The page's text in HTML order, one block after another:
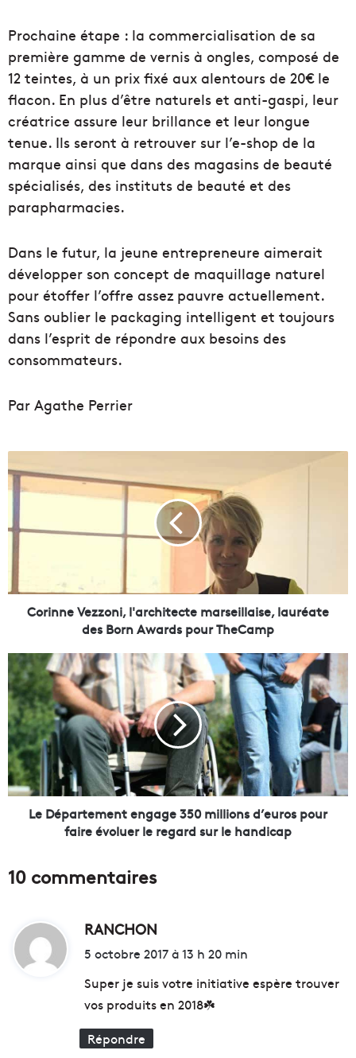
Prochaine étape : la commercialisation de sa
première gamme de vernis à ongles, composé de
12 teintes, à un prix fixé aux alentours de 20€ le
flacon. En plus d’être naturels et anti-gaspi, leur
créatrice assure leur brillance et leur longue
tenue. Ils seront à retrouver sur l’e-shop de la
marque ainsi que dans des magasins de beauté
spécialisés, des instituts de beauté et des
parapharmacies.
Dans le futur, la jeune entrepreneure aimerait
développer son concept de maquillage naturel
pour étoffer l’offre assez pauvre actuellement.
Sans oublier le packaging intelligent et toujours
dans l’esprit de répondre aux besoins des
consommateurs.
Par Agathe Perrier
o
r
n
V
e
n
i
,
'
a
r
c
h
t
Corinne Vezzoni, l'architecte marseillaise, lauréate
des Born Awards pour TheCamp
L
e
D
é
p
a
r
t
e
e
g
Le Département engage 350 millions d’euros pour
faire évoluer le regard sur le handicap
10 commentaires
RANCHON
i
5 octobre 2017 à 13 h 20 min
Super je suis votre initiative espère trouver
vos produits en 2018☘️
Répondre